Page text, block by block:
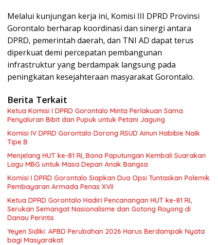
Melalui kunjungan kerja ini, Komisi III DPRD Provinsi
Gorontalo berharap koordinasi dan sinergi antara
DPRD, pemerintah daerah, dan TNI AD dapat terus
diperkuat demi percepatan pembangunan
infrastruktur yang berdampak langsung pada
peningkatan kesejahteraan masyarakat Gorontalo.
Berita Terkait
Ketua Komisi I DPRD Gorontalo Minta Perlakuan Sama
Penyaluran Bibit dan Pupuk untuk Petani Jagung
Komisi IV DPRD Gorontalo Dorong RSUD Ainun Habibie Naik
Tipe B
Menjelang HUT ke-81 RI, Bona Paputungan Kembali Suarakan
Lagu MBG untuk Masa Depan Anak Bangsa
Komisi I DPRD Gorontalo Siapkan Dua Opsi Tuntaskan Polemik
Pembayaran Armada Penas XVII
Ketua DPRD Gorontalo Hadiri Pencanangan HUT ke-81 RI,
Serukan Semangat Nasionalisme dan Gotong Royong di
Danau Perintis
Yeyen Sidiki: APBD Perubahan 2026 Harus Berdampak Nyata
bagi Masyarakat